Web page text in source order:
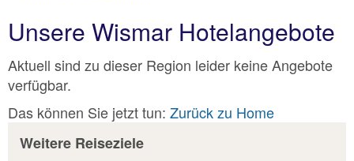
Unsere Wismar Hotelangebote
Aktuell sind zu dieser Region leider keine Angebote
verfügbar.
Das können Sie jetzt tun: Zurück zu Home
Weitere Reiseziele